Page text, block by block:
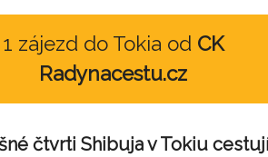
1 zájezd do Tokia od CK
Radynacestu.cz
čtvrti Shibuja v Tokiu